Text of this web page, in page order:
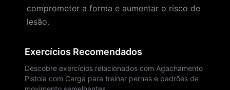
comprometer a forma e aumentar o risco de
lesão.
Exercícios Recomendados
Descobre exercícios relacionados com Agachamento
Pistola com Carga para treinar pernas e padrões de